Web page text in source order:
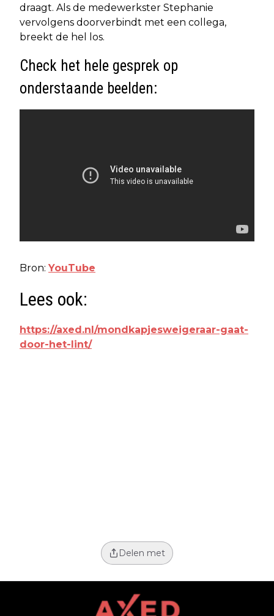
draagt. Als de medewerkster Stephanie
vervolgens doorverbindt met een collega,
breekt de hel los.
Check het hele gesprek op
onderstaande beelden:
Bron: YouTube
Lees ook:
https://axed.nl/mondkapjesweigeraar-gaat-
door-het-lint/
Delen met